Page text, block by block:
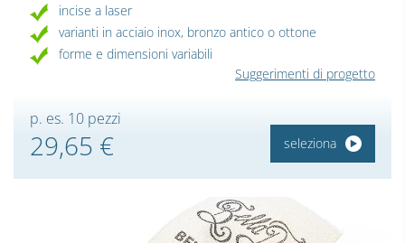
incise a laser
varianti in acciaio inox, bronzo antico o ottone
forme e dimensioni variabili
Suggerimenti di progetto
p. es. 10 pezzi
29,65 € seleziona